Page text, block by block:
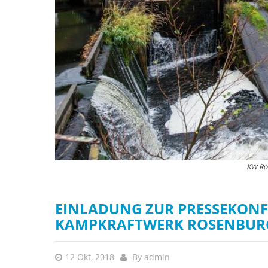
KW
EINLADUNG ZUR
KAMPKRAFTWERK
12 Okt, 2018 By admin